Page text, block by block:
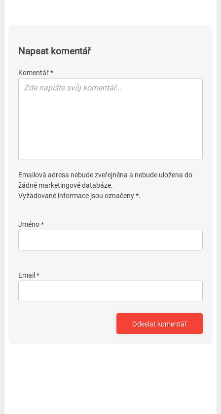
Napsat komentář
Komentář *
Emailová adresa nebude zveřejněna a nebude uložena do
žádné marketingové databáze.
Vyžadované informace jsou označeny *.
Jméno *
Email *